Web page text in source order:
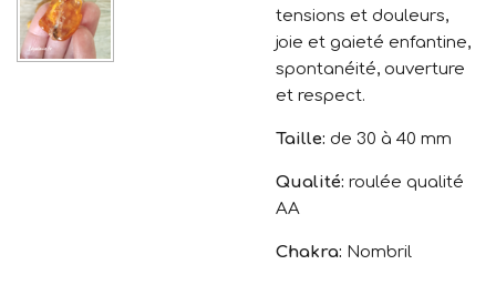
tensions et douleurs,
joie et gaieté enfantine,
spontanéité, ouverture
et respect.
Taille: de 30 à 40 mm
Qualité: roulée qualité
AA
Chakra: Nombril